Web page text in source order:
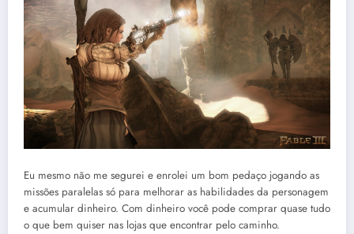
Eu mesmo não me segurei e enrolei um bom pedaço jogando as
missões paralelas só para melhorar as habilidades da personagem
e acumular dinheiro. Com dinheiro você pode comprar quase tudo
o que bem quiser nas lojas que encontrar pelo caminho.